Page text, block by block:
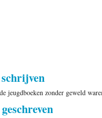
jeugdboeken zonder geweld